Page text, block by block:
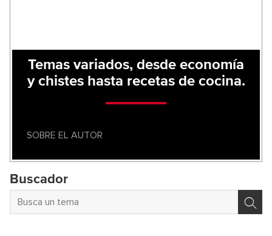
Temas variados, desde economía
y chistes hasta recetas de cocina.
SOBRE EL AUTOR
Buscador